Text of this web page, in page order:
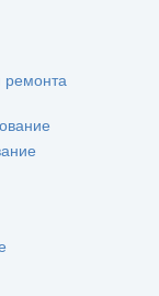
ремонта